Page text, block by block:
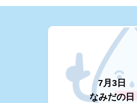
7月3日
なみだの日